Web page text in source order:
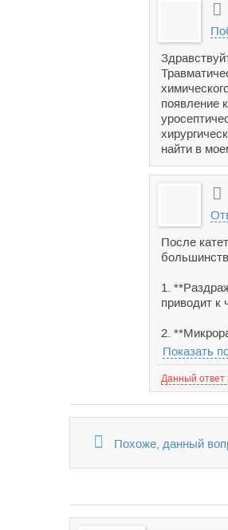
появление
найти в
После
1.
приводит к
2.
Показать
Данный ответ
Похоже, данный